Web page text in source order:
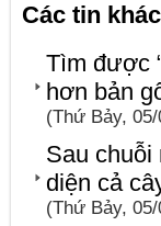
Các tin khác
Tìm được
hơn bản
(Thứ Bảy,
Sau chuỗi
diện cả
(Thứ Bảy,